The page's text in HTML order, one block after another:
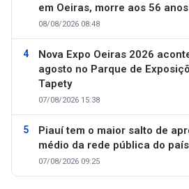
em Oeiras, morre aos 56 anos
08/08/2026 08:48
Nova Expo Oeiras 2026
agosto no Parque de
Tapety
07/08/2026 15:38
Piauí tem o maior salto de
médio da rede pública do país
07/08/2026 09:25